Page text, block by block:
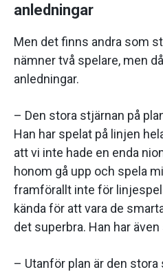
anledningar
Men det finns andra som
nämner två spelare, men
anledningar.
– Den stora stjärnan på
Han har spelat på linjen
att vi inte hade en enda
honom gå upp och spela
framförallt inte för
kända för att vara de
det superbra. Han har
– Utanför plan är den stora